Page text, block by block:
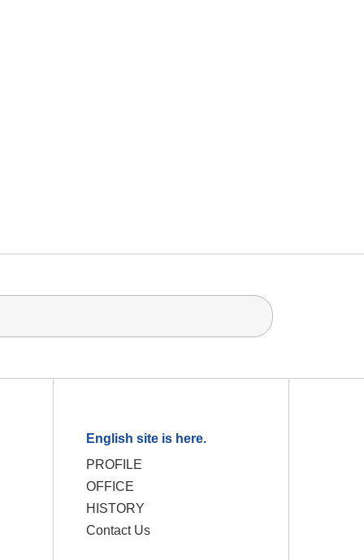
English site is here.
PROFILE
OFFICE
HISTORY
Contact Us